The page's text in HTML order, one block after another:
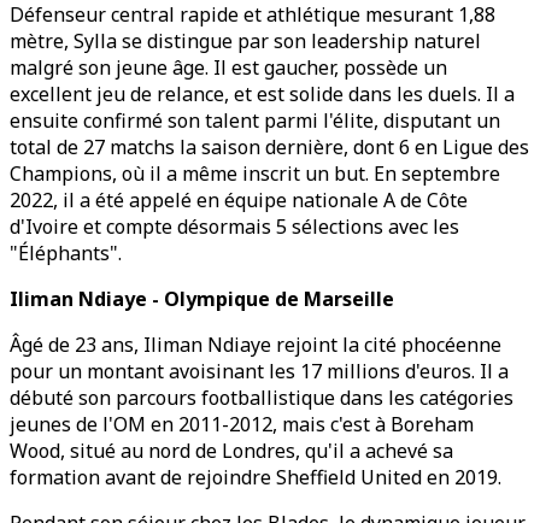
Défenseur central rapide et athlétique mesurant 1,88
mètre, Sylla se distingue par son leadership naturel
malgré son jeune âge. Il est gaucher, possède un
excellent jeu de relance, et est solide dans les duels. Il a
ensuite confirmé son talent parmi l'élite, disputant un
total de 27 matchs la saison dernière, dont 6 en Ligue des
Champions, où il a même inscrit un but. En septembre
2022, il a été appelé en équipe nationale A de Côte
d'Ivoire et compte désormais 5 sélections avec les
"Éléphants".
Iliman Ndiaye - Olympique de Marseille
Âgé de 23 ans, Iliman Ndiaye rejoint la cité phocéenne
pour un montant avoisinant les 17 millions d'euros. Il a
débuté son parcours footballistique dans les catégories
jeunes de l'OM en 2011-2012, mais c'est à Boreham
Wood, situé au nord de Londres, qu'il a achevé sa
formation avant de rejoindre Sheffield United en 2019.